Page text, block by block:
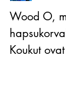
Wood O,
Koukut